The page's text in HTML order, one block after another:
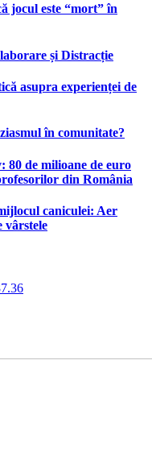
jocul este “mort” în
și Distracție
asupra experienței de
în comunitate?
80 de milioane de euro
din România
caniculei: Aer
vârstele